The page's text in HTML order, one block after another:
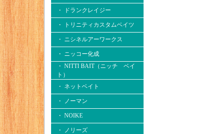
・ ドランクレイジー
・ トリニティカスタムベイツ
・ ニシネルアーワークス
・ ニッコー化成
・ NITTI BAIT（ニッチ ベイ
ト）
・ ネットベイト
・ ノーマン
・ NOIKE
・ ノリーズ